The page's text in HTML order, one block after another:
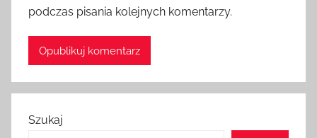
podczas pisania kolejnych komentarzy.
Szukaj